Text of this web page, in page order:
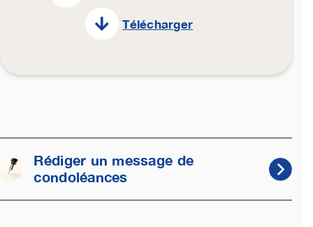
Télécharger
Rédiger un message de
condoléances